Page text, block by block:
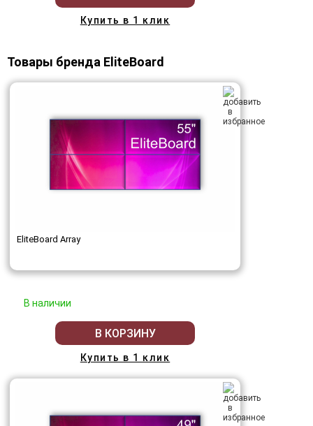
Купить в 1 клик
Товары бренда EliteBoard
EliteBoard Array
В наличии
В КОРЗИНУ
Купить в 1 клик